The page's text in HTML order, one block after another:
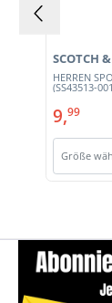
HERREN
(SS43513-
SCOTCH
9,99
Größe